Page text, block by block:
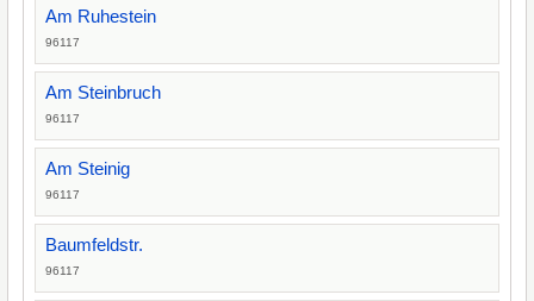
Am Ruhestein
96117
Am Steinbruch
96117
Am Steinig
96117
Baumfeldstr.
96117